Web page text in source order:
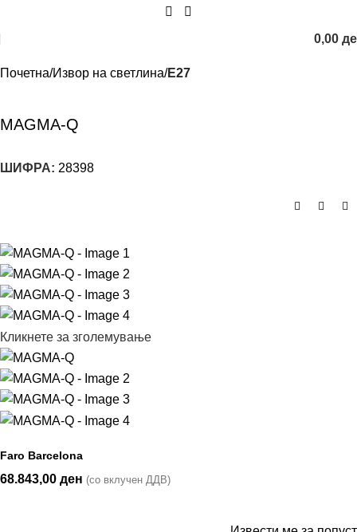
0,00
Почетна Извор на светлина E27
MAGMA-Q
ШИФРА: 28398
Кликнете за зголемување
Faro Barcelona
68.843,00 ден (со вклучен ДДВ)